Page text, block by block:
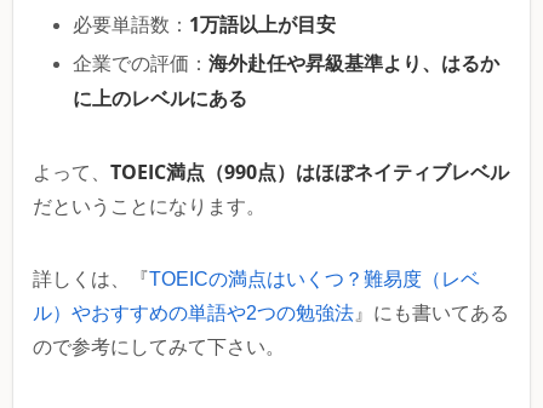
必要単語数： 1万語以上が目安
企業での評価：海外赴任や昇級基準より、はるか
に上のレベルにある
よって、 TOEIC満点（990点）はほぼネイティブレベル
だということになります。
詳しくは、『TOEICの満点はいくつ？難易度（レベ
ル）やおすすめの単語や2つの勉強法 』にも書いてある
ので参考にしてみて下さい。